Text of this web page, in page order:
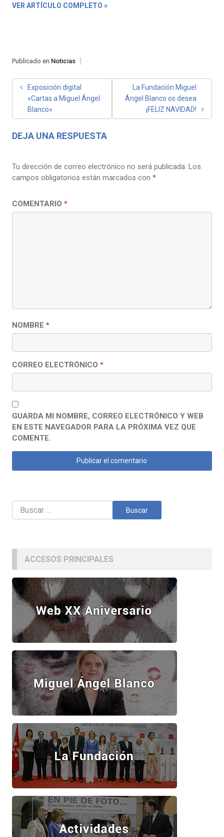
VER ARTÍCULO COMPLETO »
Publicado en Noticias
NAVEGACIÓN
ENTRADAS
Exposición digital
«Cartas a Miguel Ángel
Blanco»
La Fundación Miguel
Ángel Blanco os desea
¡FELIZ NAVIDAD!
DEJA UNA RESPUESTA
Tu dirección de correo electrónico no será publicada. Los
campos obligatorios están marcados con *
COMENTARIO *
NOMBRE *
CORREO ELECTRÓNICO *
GUARDA MI NOMBRE, CORREO ELECTRÓNICO Y WEB
EN ESTE NAVEGADOR PARA LA PRÓXIMA VEZ QUE
COMENTE.
Buscar:
ACCESOS PRINCIPALES